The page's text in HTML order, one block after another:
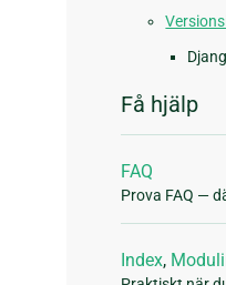
Få hjälp
FAQ
Prova FAQ —
Index,